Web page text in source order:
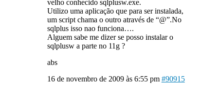
velho conhecido sqlplusw.exe.
Utilizo uma aplicação que para ser instalada,
um script chama o outro através de “@”.No
sqlplus isso nao funciona….
Alguem sabe me dizer se posso instalar o
sqlplusw a parte no 11g ?
abs
16 de novembro de 2009 às 6:55 pm #90915